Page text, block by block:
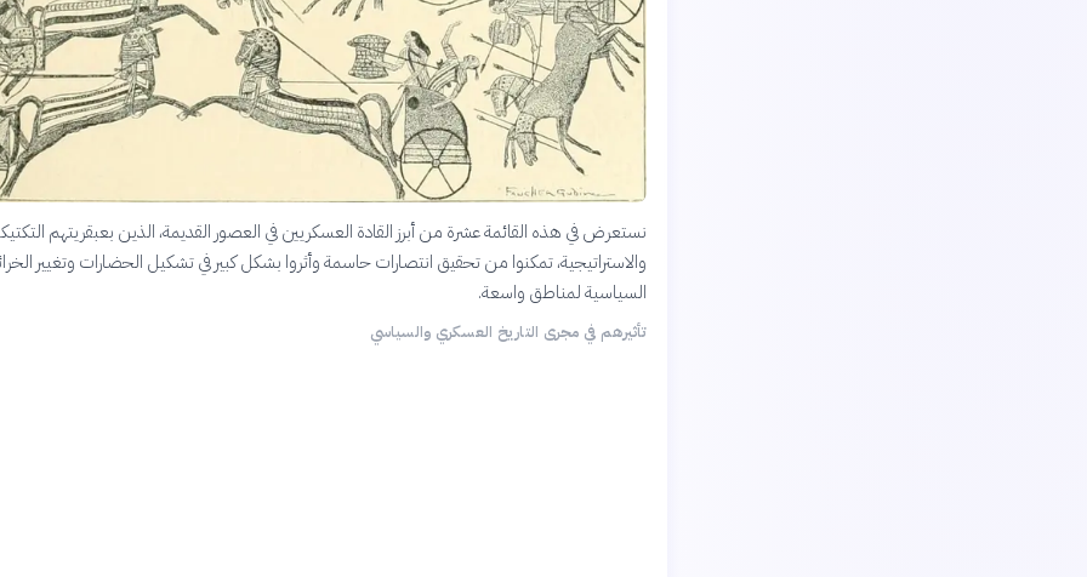
نستعرض في هذه القائمة عشرة من أبرز القادة العسكريين في العصور القديمة، الذين بعبقريتهم
والاستراتيجية، تمكنوا من تحقيق انتصارات حاسمة وأثروا بشكل كبير في تشكيل الحضارات وتغيير
السياسية لمناطق واسعة.
تأثيرهم في مجرى التاريخ العسكري والسياسي